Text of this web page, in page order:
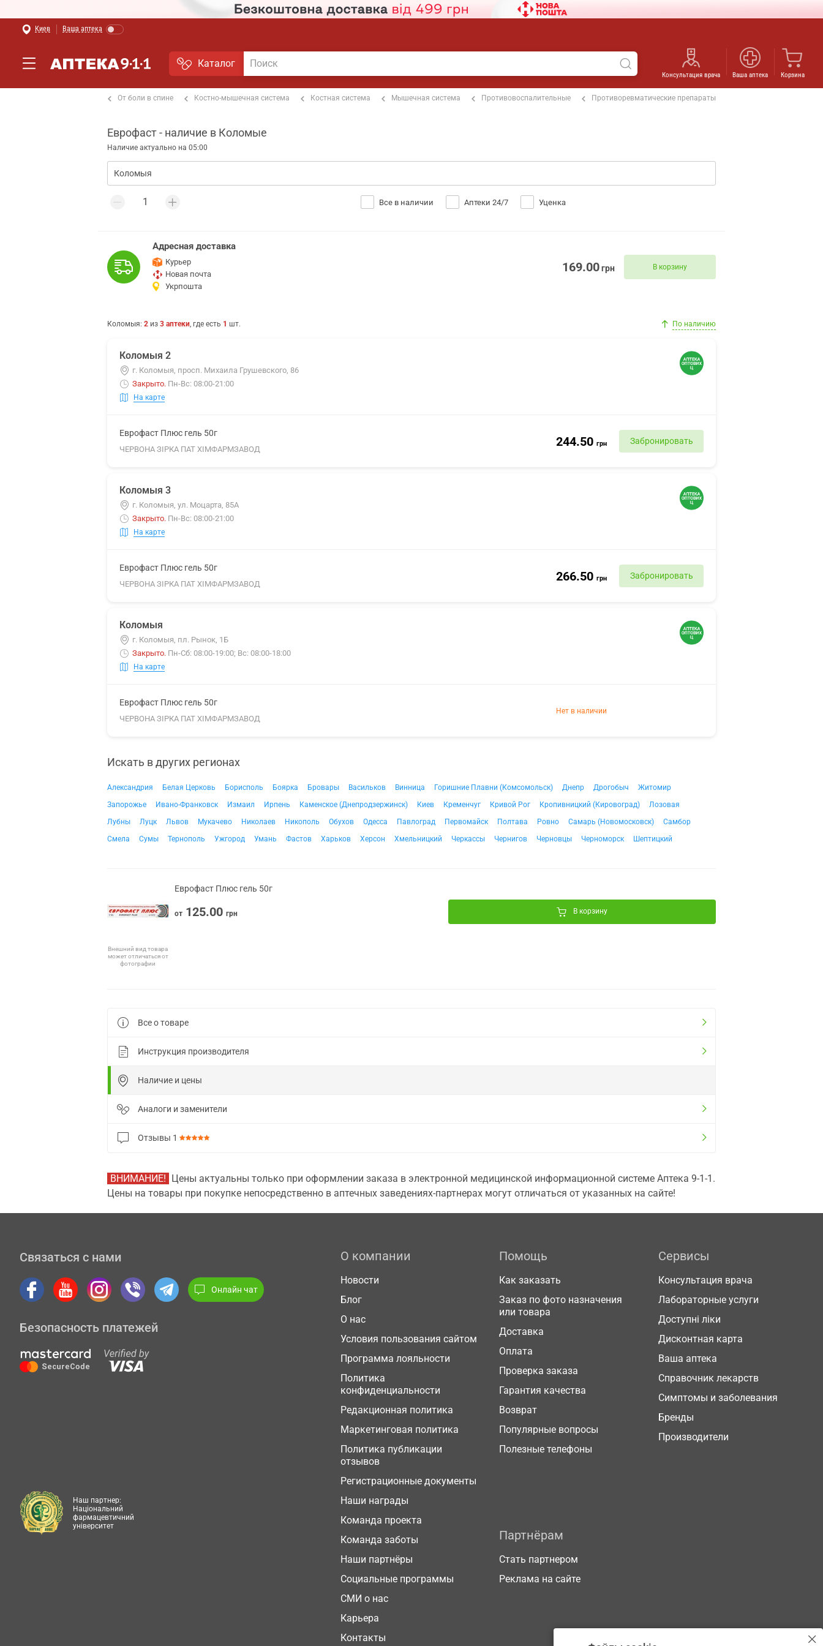
Киев Ваша аптека
Каталог
Консультация врача Ваша аптека Корзина
От боли в спине Костно-мышечная система Костная система Мышечная система Противовоспалительные Противоревматические препараты
Еврофаст - наличие в Коломые
Наличие актуально на 05:00
Все в наличии Аптеки 24/7 Уценка
Адресная доставка
Курьер
Новая почта
Укрпошта
169.00грн В корзину
Коломыя: 2 из 3 аптеки, где есть 1 шт. По наличию
Коломыя 2
г. Коломыя, просп. Михаила Грушевского, 86
Закрыто. Пн-Вс: 08:00-21:00
На карте
Еврофаст Плюс гель 50г
ЧЕРВОНА ЗІРКА ПАТ ХІМФАРМЗАВОД
244.50 грн Забронировать
Коломыя 3
г. Коломыя, ул. Моцарта, 85А
Закрыто. Пн-Вс: 08:00-21:00
На карте
Еврофаст Плюс гель 50г
ЧЕРВОНА ЗІРКА ПАТ ХІМФАРМЗАВОД
266.50 грн Забронировать
Коломыя
г. Коломыя, пл. Рынок, 1Б
Закрыто. Пн-Сб: 08:00-19:00; Вс: 08:00-18:00
На карте
Еврофаст Плюс гель 50г
ЧЕРВОНА ЗІРКА ПАТ ХІМФАРМЗАВОД
Нет в наличии
Искать в других регионах
Александрия Белая Церковь Борисполь Боярка Бровары Васильков Винница Горишние Плавни (Комсомольск) Днепр Дрогобыч
Житомир
Запорожье
Ивано-Франковск Измаил Ирпень Каменское (Днепродзержинск) Киев Кременчуг Кривой Рог Кропивницкий (Кировоград)
Лозовая
Лубны
Луцк Львов Мукачево Николаев Никополь Обухов Одесса Павлоград Первомайск Полтава Ровно Самарь (Новомосковск)
Самбор
Смела
Сумы Тернополь Ужгород Умань Фастов Харьков Херсон Хмельницкий Черкассы Чернигов Черновцы Черноморск Шептицкий
Внешний вид товара
может отличаться от
фотографии
Еврофаст Плюс гель 50г
от 125.00 грн В корзину
Все о товаре
Инструкция производителя
Наличие и цены
Аналоги и заменители
Отзывы 1
ВНИМАНИЕ! Цены актуальны только при оформлении заказа в электронной медицинской информационной системе Аптека 9-1-1.
Цены на товары при покупке непосредственно в аптечных заведениях-партнерах могут отличаться от указанных на сайте!
Связаться с нами
Онлайн чат
Безопасность платежей
О компании
Новости
Блог
О нас
Условия пользования сайтом
Программа лояльности
Политика
конфиденциальности
Редакционная политика
Маркетинговая политика
Политика публикации
отзывов
Регистрационные документы
Наши награды
Команда проекта
Команда заботы
Наши партнёры
Социальные программы
СМИ о нас
Карьера
Контакты
Помощь
Как заказать
Заказ по фото назначения
или товара
Доставка
Оплата
Проверка заказа
Гарантия качества
Возврат
Популярные вопросы
Полезные телефоны
Сервисы
Консультация врача
Лабораторные услуги
Доступні ліки
Дисконтная карта
Ваша аптека
Справочник лекарств
Симптомы и заболевания
Бренды
Производители
Партнёрам
Стать партнером
Реклама на сайте
Наш партнер:
Національний
фармацевтичний
університет